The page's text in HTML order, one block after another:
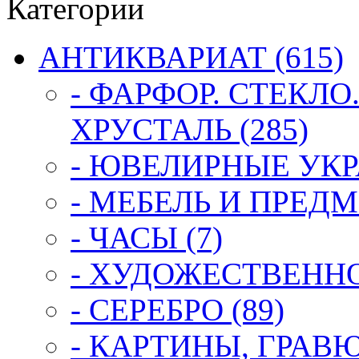
Категории
АНТИКВАРИАТ (615)
- ФАРФОР.
ХРУСТАЛЬ (285)
- ЮВЕЛИРНЫЕ
- МЕБЕЛЬ И
- ЧАСЫ (7)
-
- СЕРЕБРО (89)
- КАРТИНЫ,